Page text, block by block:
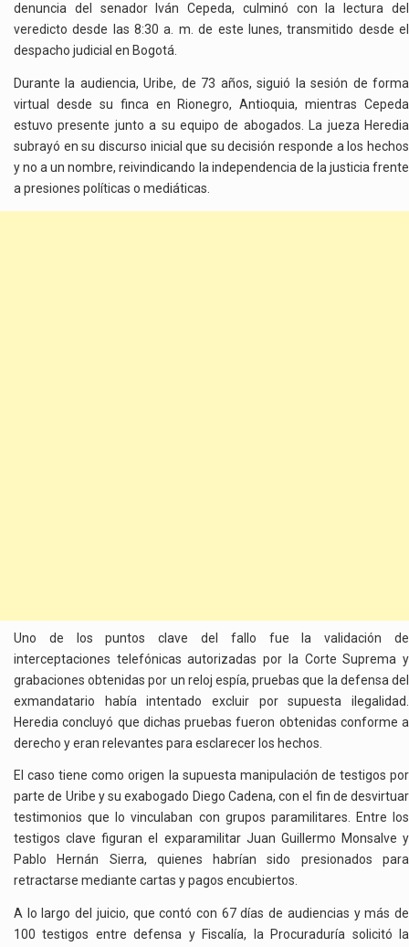
denuncia del senador Iván Cepeda, culminó con la lectura del
veredicto desde las 8:30 a. m. de este lunes, transmitido desde el
despacho judicial en Bogotá.
Durante la audiencia, Uribe, de 73 años, siguió la sesión de forma
virtual desde su finca en Rionegro, Antioquia, mientras Cepeda
estuvo presente junto a su equipo de abogados. La jueza Heredia
subrayó en su discurso inicial que su decisión responde a los hechos
y no a un nombre, reivindicando la independencia de la justicia frente
a presiones políticas o mediáticas.
Uno de los puntos clave del fallo fue la validación de
interceptaciones telefónicas autorizadas por la Corte Suprema y
grabaciones obtenidas por un reloj espía, pruebas que la defensa del
exmandatario había intentado excluir por supuesta ilegalidad.
Heredia concluyó que dichas pruebas fueron obtenidas conforme a
derecho y eran relevantes para esclarecer los hechos.
El caso tiene como origen la supuesta manipulación de testigos por
parte de Uribe y su exabogado Diego Cadena, con el fin de desvirtuar
testimonios que lo vinculaban con grupos paramilitares. Entre los
testigos clave figuran el exparamilitar Juan Guillermo Monsalve y
Pablo Hernán Sierra, quienes habrían sido presionados para
retractarse mediante cartas y pagos encubiertos.
A lo largo del juicio, que contó con 67 días de audiencias y más de
100 testigos entre defensa y Fiscalía, la Procuraduría solicitó la